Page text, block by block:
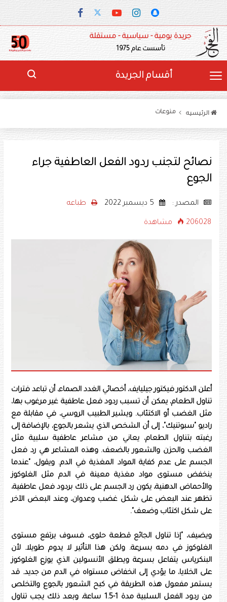
جريدة يومية - سياسية - مستقلة
تأسست عام 1975
أقسام الجريدة
الرئيسيه منوعات
نصائح لتجنب ردود الفعل العاطفية جراء
الجوع
المصدر : طباعه
206028 مشاهدة
أعلن الدكتور فيكتور جيليايف، أخصائي الغدد الصماء، أن تباعد فترات
تناول الطعام، يمكن أن تسبب ردود فعل عاطفية غير مرغوب بها،
مثل الغضب أو الاكتئاب. ويشير الطبيب الروسي، في مقابلة مع
راديو "سبوتنيك"، إلى أن الشخص الذي يشعر بالجوع، بالإضافة إلى
رغبته بتناول الطعام، يعاني من مشاعر عاطفية سلبية مثل
الغضب والحزن والشعور بالضعف. وهذه المشاعر هي رد فعل
الجسم على عدم كفاية المواد المغذية في الدم. ويقول، "عندما
ينخفض مستوى مواد مغذية معينة في الدم مثل الغلوكوز
والأحماض الدهنية، يكون رد الجسم على ذلك بردود فعل عاطفية،
تظهر عند البعض على شكل غضب وعدوان، وعند البعض الآخر
على شكل اكتئاب وضعف".
ويضيف، "إذا تناول الجائع قطعة حلوى، فسوف يرتفع مستوى
الغلوكوز في دمه بسرعة. ولكن هذا التأثير لا يدوم طويلا. لأن
البنكرياس يتفاعل بسرعة ويطلق الأنسولين الذي يوزع الغلوكوز
على الخلايا، ما يؤدي إلى انخفاض مستواه في الدم من جديد. قد
يستمر مفعول هذه الطريقة في كبح الشعور بالجوع والتخلص
من ردود الفعل السلبية مدة 1-1.5 ساعة، وبعد ذلك يجب تناول